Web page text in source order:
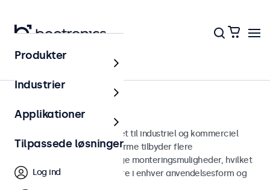
Skærme
13-tommer skærme
13 tommer skærme designet til industriel og kommerciel
brug. Vores 13-tommer skærme tilbyder flere
billedforbindelser og alsidige monteringsmuligheder, hvilket
gør dem nemme at integrere i enhver anvendelsesform og
Produkter
Industrier
Applikationer
Tilpassede løsninger
Log ind